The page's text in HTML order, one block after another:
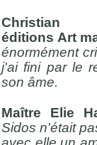
Christian
éditions Art
énormément
j'ai fini par le
son âme.
Maître Elie
Sidos n'était